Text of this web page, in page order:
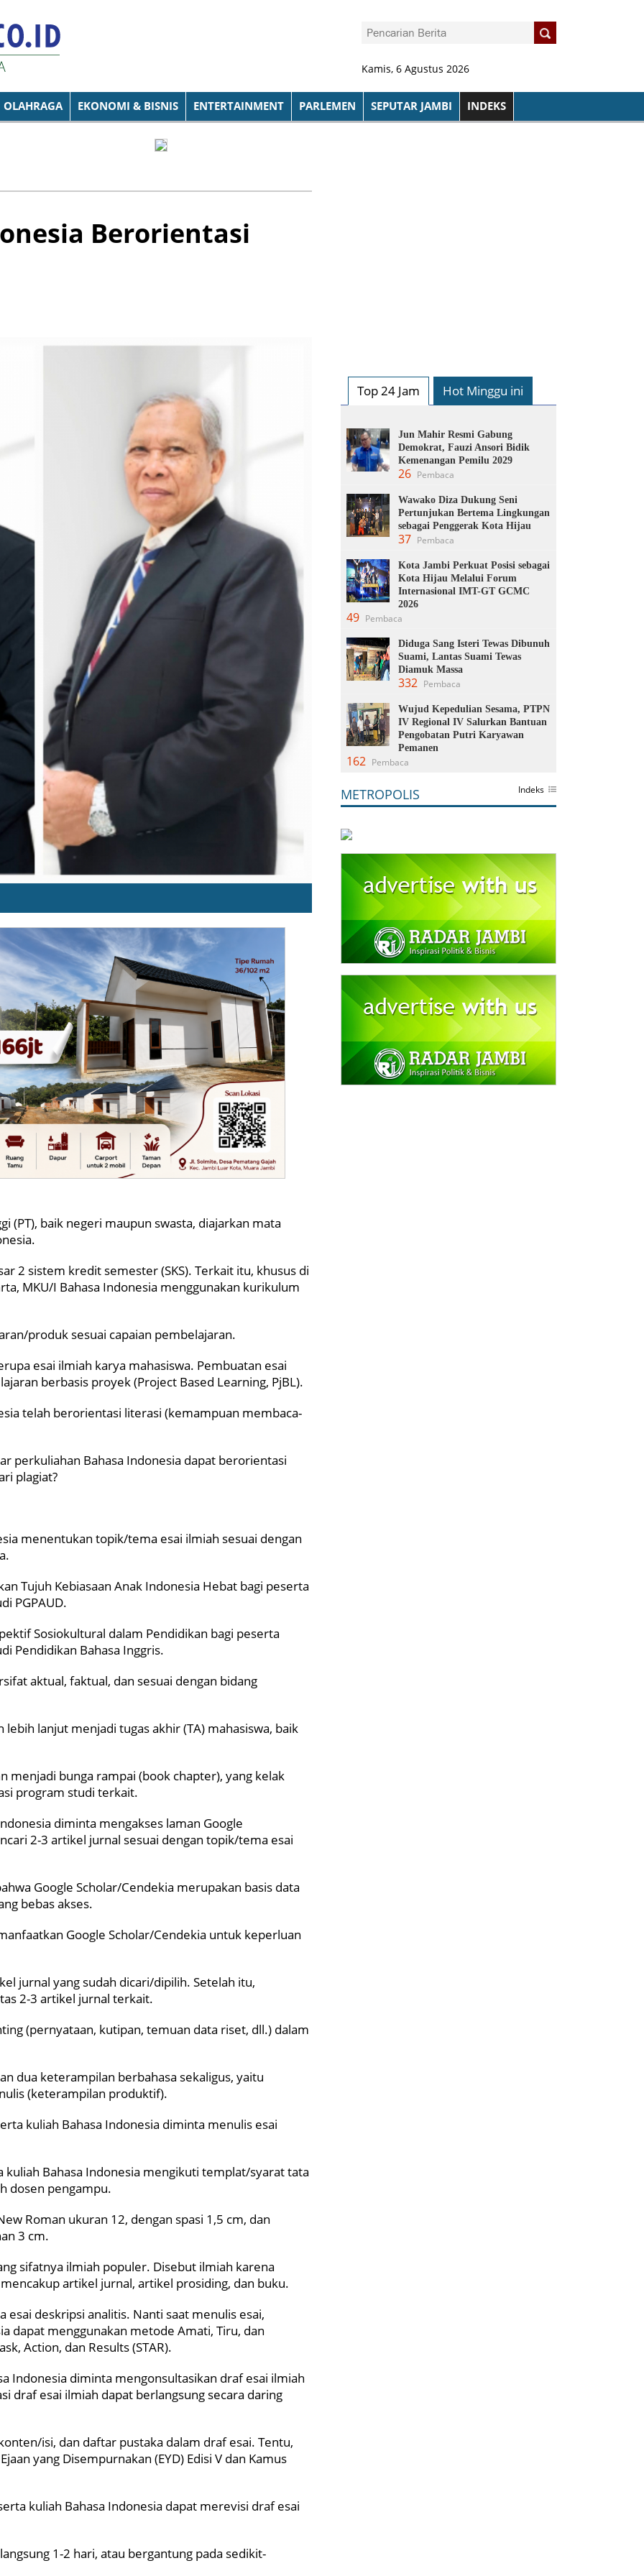
Kamis, 6 Agustus 2026
OLAHRAGA EKONOMI & BISNIS ENTERTAINMENT PARLEMEN SEPUTAR JAMBI INDEKS
Berorientasi
(PT), baik negeri maupun swasta, diajarkan mata
2 sistem kredit semester (SKS). Terkait itu, khusus di
MKU/I Bahasa Indonesia menggunakan kurikulum
produk sesuai capaian pembelajaran.
esai ilmiah karya mahasiswa. Pembuatan esai
berbasis proyek (Project Based Learning, PjBL).
telah berorientasi literasi (kemampuan membaca-
perkuliahan Bahasa Indonesia dapat berorientasi
plagiat?
menentukan topik/tema esai ilmiah sesuai dengan
Tujuh Kebiasaan Anak Indonesia Hebat bagi peserta
PGPAUD.
Sosiokultural dalam Pendidikan bagi peserta
Pendidikan Bahasa Inggris.
aktual, faktual, dan sesuai dengan bidang
lanjut menjadi tugas akhir (TA) mahasiswa, baik
menjadi bunga rampai (book chapter), yang kelak
program studi terkait.
diminta mengakses laman Google
2-3 artikel jurnal sesuai dengan topik/tema esai
Google Scholar/Cendekia merupakan basis data
bebas akses.
Google Scholar/Cendekia untuk keperluan
jurnal yang sudah dicari/dipilih. Setelah itu,
2-3 artikel jurnal terkait.
(pernyataan, kutipan, temuan data riset, dll.) dalam
dua keterampilan berbahasa sekaligus, yaitu
(keterampilan produktif).
kuliah Bahasa Indonesia diminta menulis esai
Bahasa Indonesia mengikuti templat/syarat tata
dosen pengampu.
Roman ukuran 12, dengan spasi 1,5 cm, dan
3 cm.
sifatnya ilmiah populer. Disebut ilmiah karena
artikel jurnal, artikel prosiding, dan buku.
deskripsi analitis. Nanti saat menulis esai,
dapat menggunakan metode Amati, Tiru, dan
Action, dan Results (STAR).
Indonesia diminta mengonsultasikan draf esai ilmiah
draf esai ilmiah dapat berlangsung secara daring
isi, dan daftar pustaka dalam draf esai. Tentu,
yang Disempurnakan (EYD) Edisi V dan Kamus
kuliah Bahasa Indonesia dapat merevisi draf esai
1-2 hari, atau bergantung pada sedikit-
Top 24 Jam Hot Minggu ini
Jun Mahir Resmi Gabung
Demokrat, Fauzi Ansori Bidik
Kemenangan Pemilu 2029
26 Pembaca
Wawako Diza Dukung Seni
Pertunjukan Bertema Lingkungan
sebagai Penggerak Kota Hijau
37 Pembaca
Kota Jambi Perkuat Posisi sebagai
Kota Hijau Melalui Forum
Internasional IMT-GT GCMC
2026
49 Pembaca
Diduga Sang Isteri Tewas Dibunuh
Suami, Lantas Suami Tewas
Diamuk Massa
332 Pembaca
Wujud Kepedulian Sesama, PTPN
IV Regional IV Salurkan Bantuan
Pengobatan Putri Karyawan
Pemanen
162 Pembaca
METROPOLIS Indeks